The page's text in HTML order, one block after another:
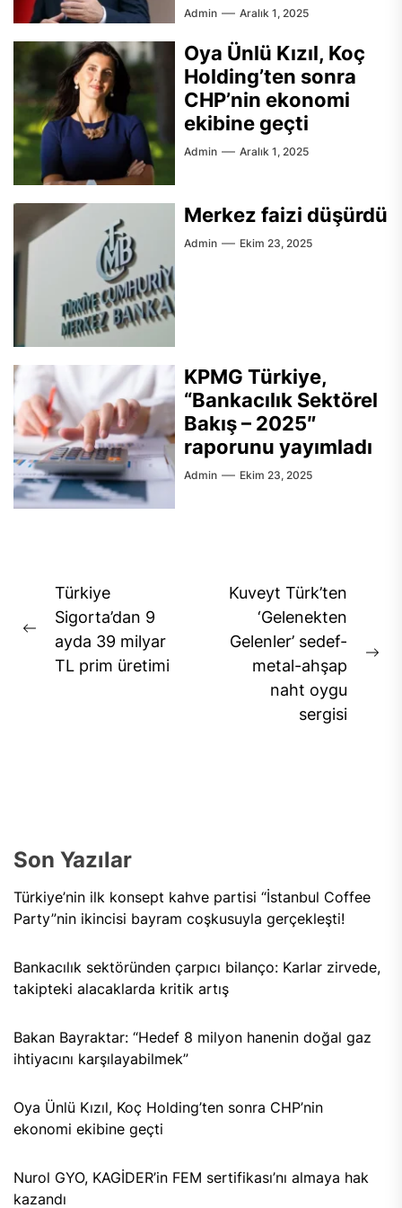
Admin Aralık 1, 2025
Oya Ünlü Kızıl, Koç
Holding’ten sonra
CHP’nin ekonomi
ekibine geçti
Admin Aralık 1, 2025
Merkez faizi düşürdü
Admin Ekim 23, 2025
KPMG Türkiye,
“Bankacılık Sektörel
Bakış – 2025″
raporunu yayımladı
Admin Ekim 23, 2025
Yazı
gezinmesi
Previous
post:
Türkiye
Sigorta’dan 9
ayda 39 milyar
TL prim üretimi
Kuveyt Türk’ten
‘Gelenekten
Gelenler’ sedef-
metal-ahşap
naht oygu
sergisi
Son Yazılar
Türkiye’nin ilk konsept kahve partisi “İstanbul Coffee
Party”nin ikincisi bayram coşkusuyla gerçekleşti!
Bankacılık sektöründen çarpıcı bilanço: Karlar zirvede,
takipteki alacaklarda kritik artış
Bakan Bayraktar: “Hedef 8 milyon hanenin doğal gaz
ihtiyacını karşılayabilmek”
Oya Ünlü Kızıl, Koç Holding’ten sonra CHP’nin
ekonomi ekibine geçti
Nurol GYO, KAGİDER’in FEM sertifikası’nı almaya hak
kazandı